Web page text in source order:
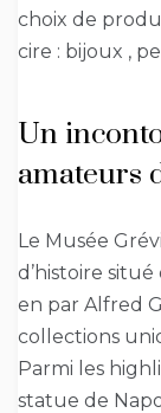
choix de
cire : bijoux ,
Un
amateurs
Le Musée
d’histoire
en par Alfred
collections
Parmi les
statue de